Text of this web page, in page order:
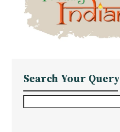
Search Your Query